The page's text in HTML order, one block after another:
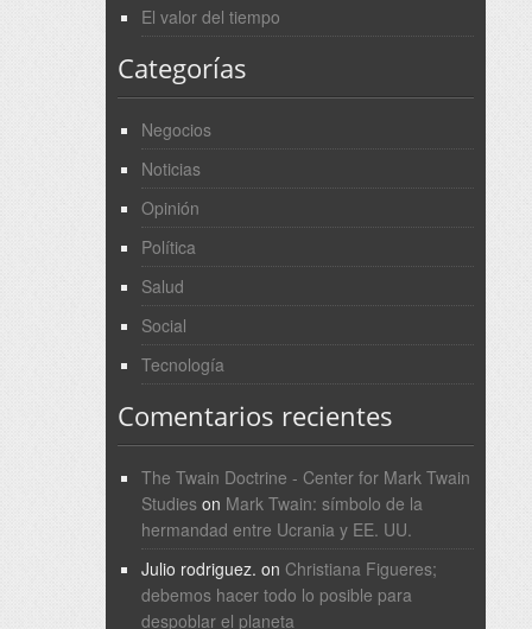
El valor del tiempo
Categorías
Negocios
Noticias
Opinión
Política
Salud
Social
Tecnología
Comentarios recientes
The Twain Doctrine - Center for Mark Twain
Studieson Mark Twain: símbolo de la
hermandad entre Ucrania y EE. UU.
Julio rodriguez. on Christiana Figueres;
debemos hacer todo lo posible para
despoblar el planeta